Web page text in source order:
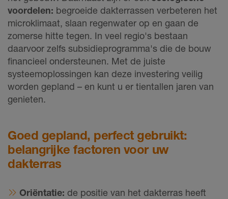
voordelen: begroeide dakterrassen verbeteren het
microklimaat, slaan regenwater op en gaan de
zomerse hitte tegen. In veel regio's bestaan
daarvoor zelfs subsidieprogramma's die de bouw
financieel ondersteunen. Met de juiste
systeemoplossingen kan deze investering veilig
worden gepland – en kunt u er tientallen jaren van
genieten.
Goed gepland, perfect gebruikt:
belangrijke factoren voor uw
dakterras
Oriëntatie: de positie van het dakterras heeft